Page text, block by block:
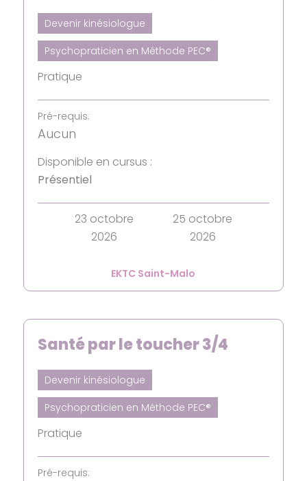
EKTC Saint-Malo
Devenir kinésiologue
Psychopraticien en Méthode PEC®
Pratique
Pré-requis:
Aucun
Disponible en cursus :
Présentiel
23 octobre
2026
25 octobre
2026
Santé par le toucher 3/4
Devenir kinésiologue
Psychopraticien en Méthode PEC®
Pratique
Pré-requis: